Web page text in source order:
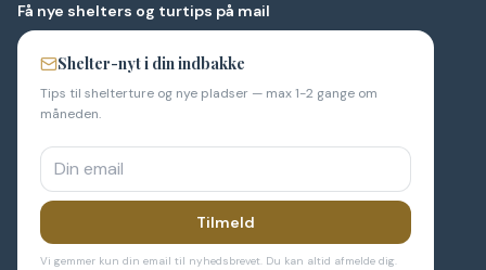
Få nye shelters og turtips på mail
Shelter-nyt i din indbakke
Tips til shelterture og nye pladser — max 1-2 gange om
måneden.
Tilmeld
Vi gemmer kun din email til nyhedsbrevet. Du kan altid afmelde dig.